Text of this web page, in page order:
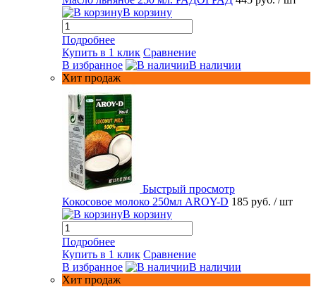
В корзину
Подробнее
Купить в 1 клик Сравнение
В избранное
В наличии
Хит продаж
Быстрый просмотр
Кокосовое молоко 250мл AROY-D 185 руб. / шт
В корзину
Подробнее
Купить в 1 клик Сравнение
В избранное
В наличии
Хит продаж